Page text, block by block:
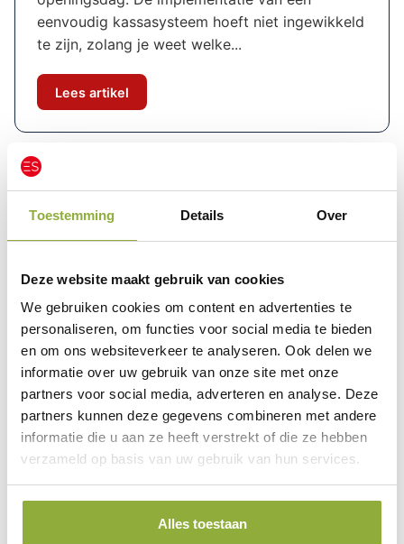
Toestemming Details Over
Deze website maakt gebruik van cookies
We gebruiken cookies om content en advertenties te
personaliseren, om functies voor social media te bieden
en om ons websiteverkeer te analyseren. Ook delen we
informatie over uw gebruik van onze site met onze
partners voor social media, adverteren en analyse. Deze
partners kunnen deze gegevens combineren met andere
informatie die u aan ze heeft verstrekt of die ze hebben
verzameld op basis van uw gebruik van hun services.
Alles toestaan
eenvoudig kassasysteem hoeft niet ingewikkeld
te zijn, zolang je weet welke...
Lees artikel
Waar vind ik informatie over
eenvoudige kassasystemen voor
kassasystemen voor starters? Je wilt snel
weten welk eenvoudig kassasysteem past bij
jouw start: wat heb je minimaal nodig, wat kost
het en waar vraag je het direct aan. Op deze
pagina laten wij je zien...
Hoe verloopt het proces van